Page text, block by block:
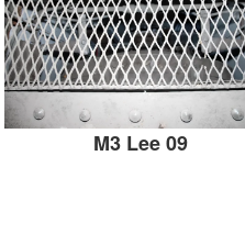
M3 Lee 09